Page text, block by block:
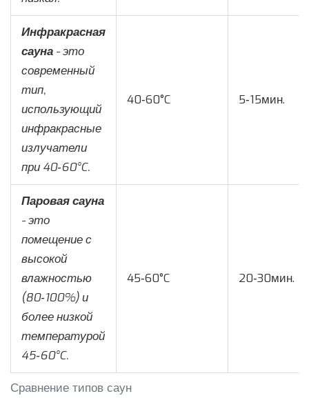
Сравнение типов саун
Инфракрасная
сауна - это
современный
тип,
использующий
инфракрасные
излучатели
при 40‑60°C.
40‑60°C 5‑15мин.
Паровая сауна
- это
помещение с
высокой
влажностью
(80‑100%) и
более низкой
температурой
45‑60°C.
45‑60°C 20‑30мин.